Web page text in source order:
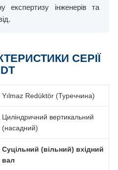
експертизу інженерів та
СЕРІЇ
DT
Yılmaz Redüktör (Туреччина)
Циліндричний вертикальний
(насадний)
Суцільний (вільний) вхідний
вал